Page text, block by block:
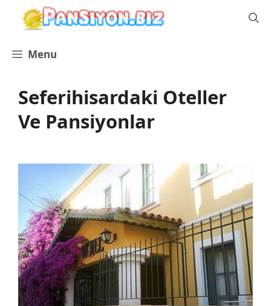
İçeriğe
Menu
Seferihisardaki Oteller
Ve Pansiyonlar